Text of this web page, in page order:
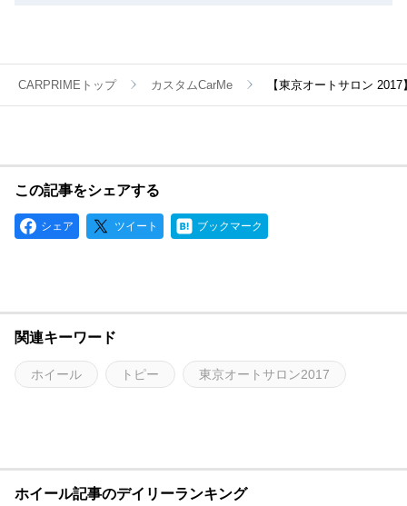
CARPRIMEトップ カスタムCarMe 【東京オートサロン
この記事をシェアする
シェア ツイート ブックマーク
関連キーワード
ホイール トピー 東京オートサロン2017
ホイール記事のデイリーランキング